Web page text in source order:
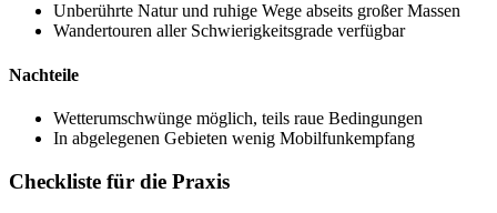
Unberührte Natur und ruhige Wege abseits großer Massen
Wandertouren aller Schwierigkeitsgrade verfügbar
Nachteile
Wetterumschwünge möglich, teils raue Bedingungen
In abgelegenen Gebieten wenig Mobilfunkempfang
Checkliste für die Praxis